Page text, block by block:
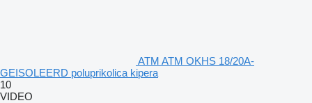
ATM ATM OKHS 18/20A-
GEISOLEERD poluprikolica kipera
10
VIDEO